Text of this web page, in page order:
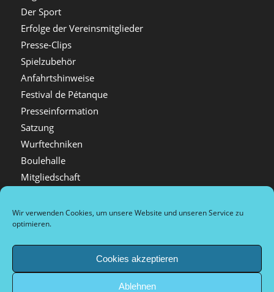
Wir verwenden Cookies, um unsere Website und unseren Service zu
optimieren.
Cookies akzeptieren
Ablehnen
Der Sport
Erfolge der Vereinsmitglieder
Presse-Clips
Spielzubehör
Anfahrtshinweise
Festival de Pétanque
Presseinformation
Satzung
Wurftechniken
Boulehalle
Mitgliedschaft
Festival Bildergalerien
Spielorte in Düsseldorf
Kontakt
Pétanque in Deutschland
Verwandte Sportarten